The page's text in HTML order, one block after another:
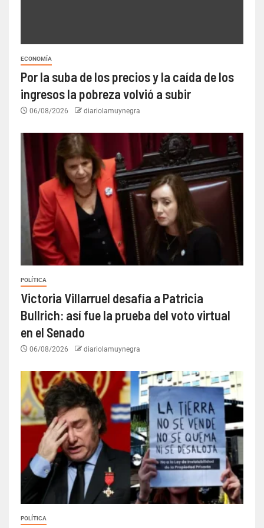
ECONOMÍA
Por la suba de los precios y la caída de los
ingresos la pobreza volvió a subir
06/08/2026 diariolamuynegra
POLÍTICA
Victoria Villarruel desafía a Patricia
Bullrich: así fue la prueba del voto virtual
en el Senado
06/08/2026 diariolamuynegra
POLÍTICA